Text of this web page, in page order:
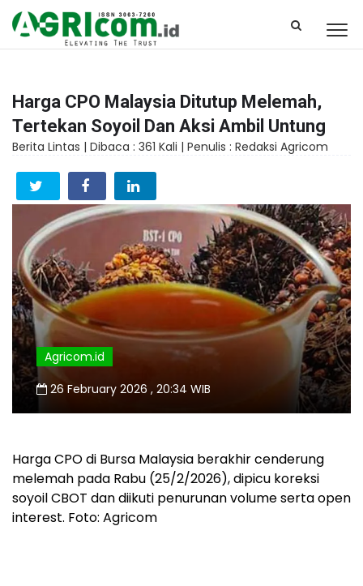
Harga CPO Malaysia Ditutup Melemah,
Tertekan Soyoil Dan Aksi Ambil Untung
Berita Lintas | Dibaca : 361 Kali | Penulis : Redaksi Agricom
Agricom.id
26 February 2026 , 20:34 WIB
Harga CPO di Bursa Malaysia berakhir cenderung
melemah pada Rabu (25/2/2026), dipicu koreksi
soyoil CBOT dan diikuti penurunan volume serta open
interest. Foto: Agricom